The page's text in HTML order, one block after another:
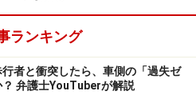
えると、「どうぶつの森風」
AIで生成することは法的にど
ランキング
者と衝突したら、車側の「過失ゼ
？ 弁護士YouTuberが解説